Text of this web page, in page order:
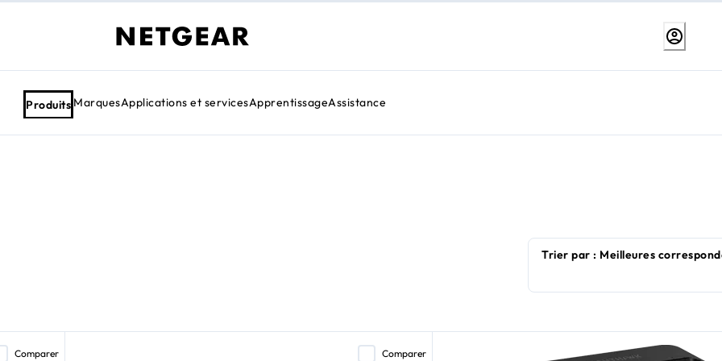
Produits MarquesApplications et servicesApprentissageAssistance
Comparer Comparer